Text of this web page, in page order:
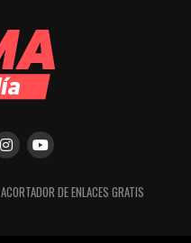
ACORTADOR DE ENLACES GRATIS